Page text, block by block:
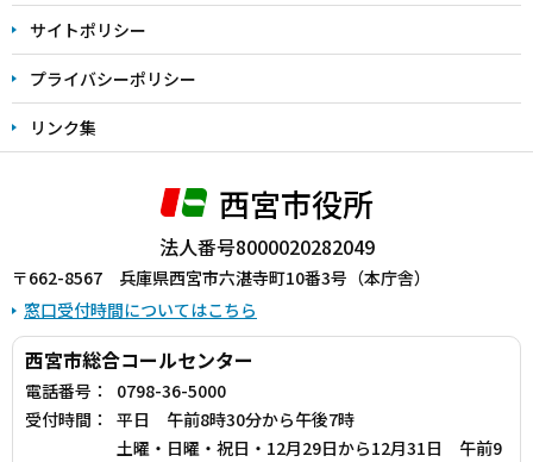
サイトポリシー
プライバシーポリシー
リンク集
西宮市役所
法人番号8000020282049
〒662-8567 兵庫県西宮市六湛寺町10番3号（本庁舎）
窓口受付時間についてはこちら
西宮市総合コールセンター
電話番号：
0798-36-5000
受付時間：
平日 午前8時30分から午後7時
土曜・日曜・祝日・12月29日から12月31日 午前9